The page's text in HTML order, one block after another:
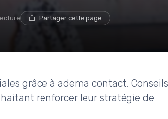
Partager cette page
grâce à adema contact. Conseils
renforcer leur stratégie de